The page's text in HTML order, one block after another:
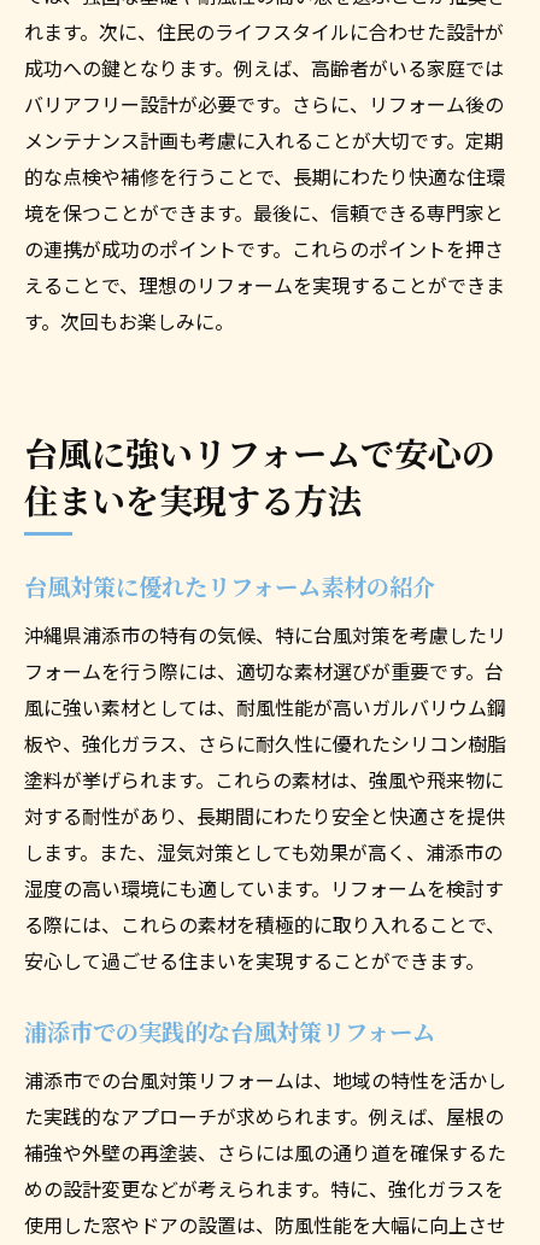
れます。次に、住民のライフスタイルに合わせた設計が
成功への鍵となります。例えば、高齢者がいる家庭では
バリアフリー設計が必要です。さらに、リフォーム後の
メンテナンス計画も考慮に入れることが大切です。定期
的な点検や補修を行うことで、長期にわたり快適な住環
境を保つことができます。最後に、信頼できる専門家と
の連携が成功のポイントです。これらのポイントを押さ
えることで、理想のリフォームを実現することができま
す。次回もお楽しみに。
台風に強いリフォームで安心の
住まいを実現する方法
台風対策に優れたリフォーム素材の紹介
沖縄県浦添市の特有の気候、特に台風対策を考慮したリ
フォームを行う際には、適切な素材選びが重要です。台
風に強い素材としては、耐風性能が高いガルバリウム鋼
板や、強化ガラス、さらに耐久性に優れたシリコン樹脂
塗料が挙げられます。これらの素材は、強風や飛来物に
対する耐性があり、長期間にわたり安全と快適さを提供
します。また、湿気対策としても効果が高く、浦添市の
湿度の高い環境にも適しています。リフォームを検討す
る際には、これらの素材を積極的に取り入れることで、
安心して過ごせる住まいを実現することができます。
浦添市での実践的な台風対策リフォーム
浦添市での台風対策リフォームは、地域の特性を活かし
た実践的なアプローチが求められます。例えば、屋根の
補強や外壁の再塗装、さらには風の通り道を確保するた
めの設計変更などが考えられます。特に、強化ガラスを
使用した窓やドアの設置は、防風性能を大幅に向上させ